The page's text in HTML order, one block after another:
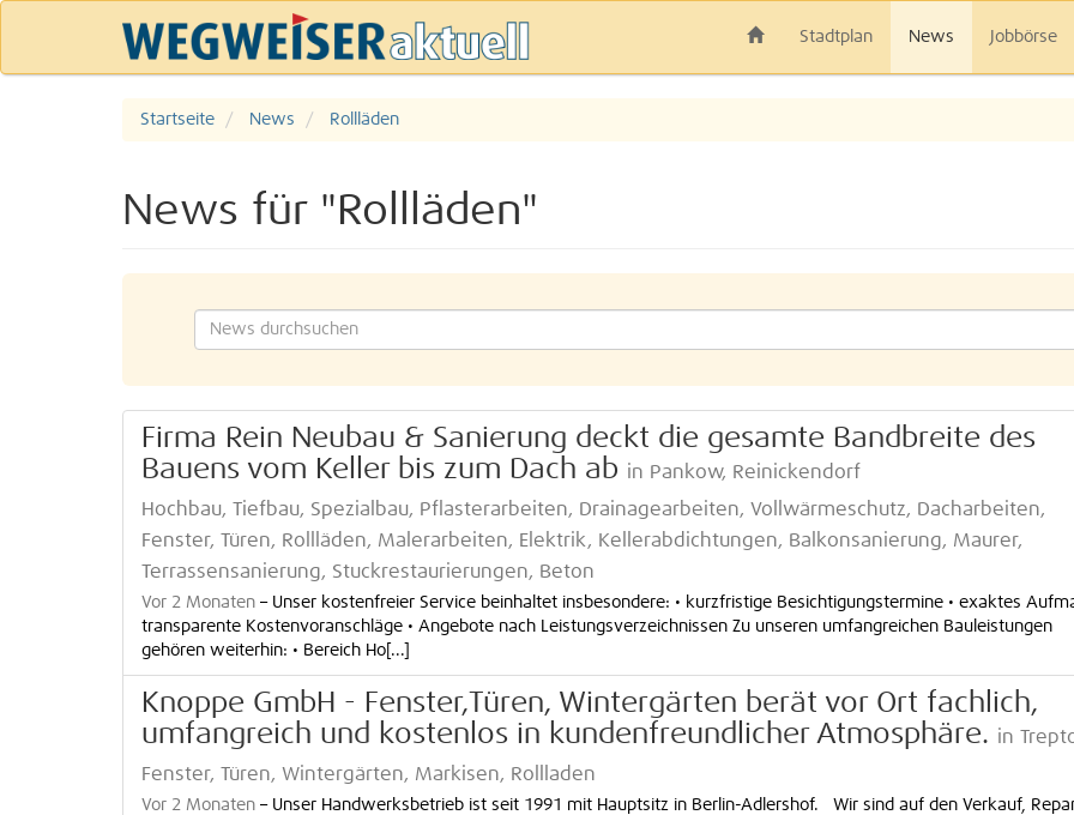
Stadtplan News Jobbörse
Startseite News Rollläden
News für "Rollläden"
Firma Rein Neubau & Sanierung deckt die gesamte Bandbreite des
Bauens vom Keller bis zum Dach ab in Pankow, Reinickendorf
Hochbau, Tiefbau, Spezialbau, Pflasterarbeiten, Drainagearbeiten, Vollwärmeschutz, Dacharbeiten,
Fenster, Türen, Rollläden, Malerarbeiten, Elektrik, Kellerabdichtungen, Balkonsanierung, Maurer,
Terrassensanierung, Stuckrestaurierungen, Beton
Vor 2 Monaten – Unser kostenfreier Service beinhaltet insbesondere: • kurzfristige Besichtigungstermine • exaktes
transparente Kostenvoranschläge • Angebote nach Leistungsverzeichnissen Zu unseren umfangreichen Bauleistungen
gehören weiterhin: • Bereich Ho[...]
Knoppe GmbH - Fenster,Türen, Wintergärten berät vor Ort fachlich,
umfangreich und kostenlos in kundenfreundlicher Atmosphäre. in
Fenster, Türen, Wintergärten, Markisen, Rollladen
Vor 2 Monaten – Unser Handwerksbetrieb ist seit 1991 mit Hauptsitz in Berlin-Adlershof. Wir sind auf den Verkauf,